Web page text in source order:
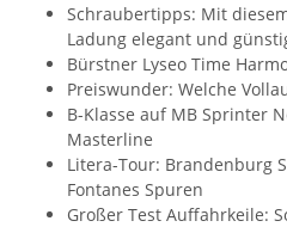
Schraubertipps: Mit
Ladung elegant und
Bürstner Lyseo Time
Preiswunder: Welche
B-Klasse auf MB Sprinter
Masterline
Litera-Tour: Brandenburg
Fontanes Spuren
Großer Test Auffahrkeile: